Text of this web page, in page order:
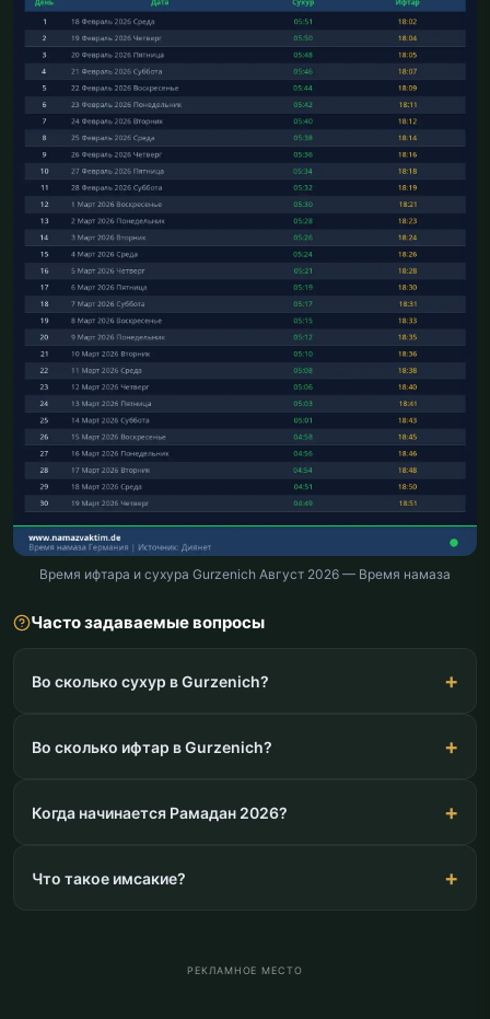
Время ифтара и сухура Gurzenich Август 2026 — Время намаза
Часто задаваемые вопросы
Во сколько сухур в Gurzenich?
Во сколько ифтар в Gurzenich?
Когда начинается Рамадан 2026?
Что такое имсакие?
РЕКЛАМНОЕ МЕСТО